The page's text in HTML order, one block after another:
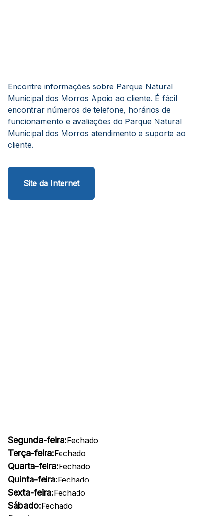
Encontre informações sobre Parque Natural
Municipal dos Morros Apoio ao cliente. É fácil
encontrar números de telefone, horários de
funcionamento e avaliações do Parque Natural
Municipal dos Morros atendimento e suporte ao
cliente.
Site da Internet
Segunda-feira:Fechado
Terça-feira:Fechado
Quarta-feira:Fechado
Quinta-feira:Fechado
Sexta-feira:Fechado
Sábado:Fechado